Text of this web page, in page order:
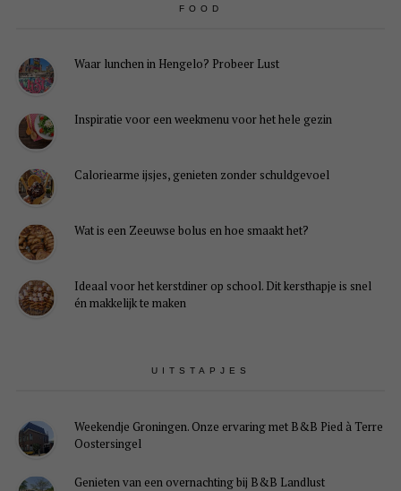
FOOD
Waar lunchen in Hengelo? Probeer Lust
Inspiratie voor een weekmenu voor het hele gezin
Caloriearme ijsjes, genieten zonder schuldgevoel
Wat is een Zeeuwse bolus en hoe smaakt het?
Ideaal voor het kerstdiner op school. Dit kersthapje is snel
én makkelijk te maken
UITSTAPJES
Weekendje Groningen. Onze ervaring met B&B Pied à Terre
Oostersingel
Genieten van een overnachting bij B&B Landlust